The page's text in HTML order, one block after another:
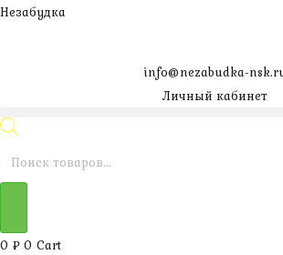
Перейти
Незабудка
info@nezabudka-
Личный кабинет
Поиск
0 ₽ 0 Cart